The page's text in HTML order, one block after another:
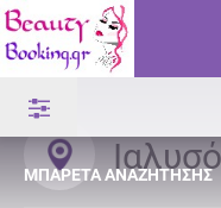
ΜΠΑΡΈΤΑ ΑΝΑΖΉΤΗΣΗΣ